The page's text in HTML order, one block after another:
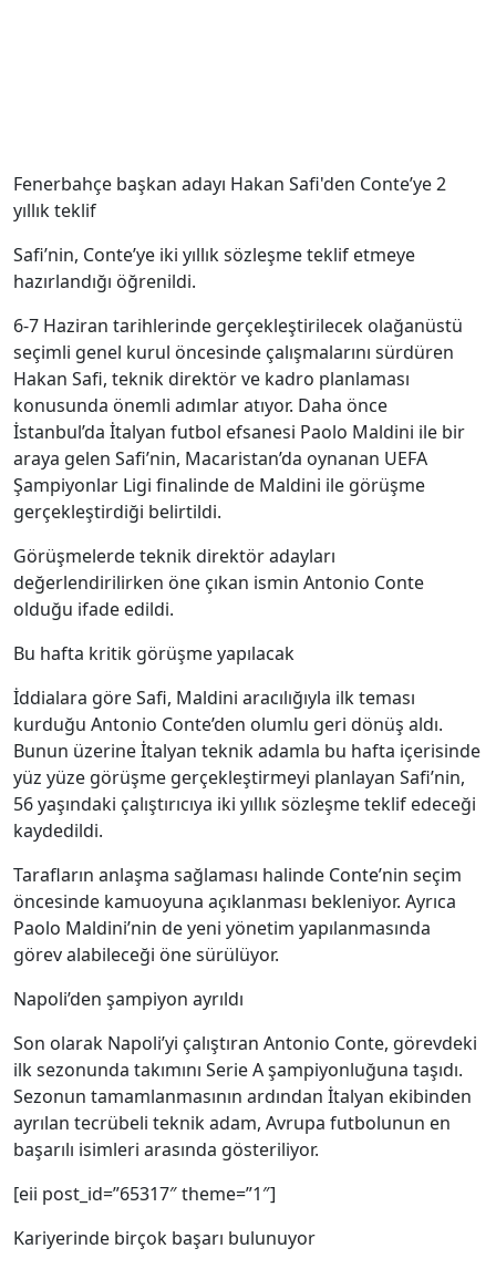
Fenerbahçe başkan adayı Hakan Safi'den Conte’ye 2
yıllık teklif
Safi’nin, Conte’ye iki yıllık sözleşme teklif etmeye
hazırlandığı öğrenildi.
6-7 Haziran tarihlerinde gerçekleştirilecek olağanüstü
seçimli genel kurul öncesinde çalışmalarını sürdüren
Hakan Safi, teknik direktör ve kadro planlaması
konusunda önemli adımlar atıyor. Daha önce
İstanbul’da İtalyan futbol efsanesi Paolo Maldini ile bir
araya gelen Safi’nin, Macaristan’da oynanan UEFA
Şampiyonlar Ligi finalinde de Maldini ile görüşme
gerçekleştirdiği belirtildi.
Görüşmelerde teknik direktör adayları
değerlendirilirken öne çıkan ismin Antonio Conte
olduğu ifade edildi.
Bu hafta kritik görüşme yapılacak
İddialara göre Safi, Maldini aracılığıyla ilk teması
kurduğu Antonio Conte’den olumlu geri dönüş aldı.
Bunun üzerine İtalyan teknik adamla bu hafta içerisinde
yüz yüze görüşme gerçekleştirmeyi planlayan Safi’nin,
56 yaşındaki çalıştırıcıya iki yıllık sözleşme teklif edeceği
kaydedildi.
Tarafların anlaşma sağlaması halinde Conte’nin seçim
öncesinde kamuoyuna açıklanması bekleniyor. Ayrıca
Paolo Maldini’nin de yeni yönetim yapılanmasında
görev alabileceği öne sürülüyor.
Napoli’den şampiyon ayrıldı
Son olarak Napoli’yi çalıştıran Antonio Conte, görevdeki
ilk sezonunda takımını Serie A şampiyonluğuna taşıdı.
Sezonun tamamlanmasının ardından İtalyan ekibinden
ayrılan tecrübeli teknik adam, Avrupa futbolunun en
başarılı isimleri arasında gösteriliyor.
[eii post_id=”65317″ theme=”1″]
Kariyerinde birçok başarı bulunuyor